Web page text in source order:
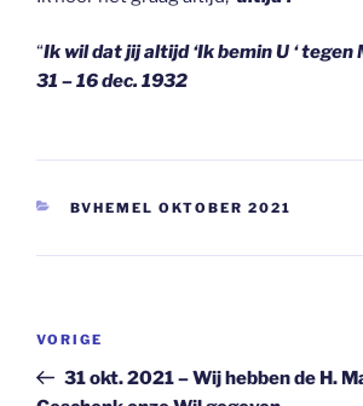
“Ik wil dat jij altijd ‘Ik bemin U ‘ tegen
31 – 16 dec. 1932
CATEGORIEËN
BVHEMEL OKTOBER 2021
Vorig
bericht
VORIGE
31 okt. 2021 – Wij hebben de H.